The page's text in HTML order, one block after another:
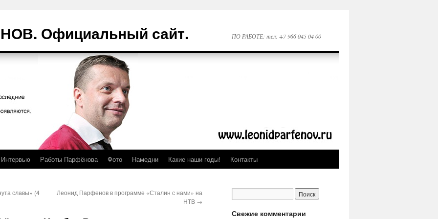
Официальный сайт. ПО РАБОТЕ: тел: +7 966 045 04 00
Интервью Работы Парфёнова Фото Намедни Какие наши годы! Контакты
славы» (4
Леонид Парфенов в программе «Сталин с нами» на
НТВ →
Свежие комментарии